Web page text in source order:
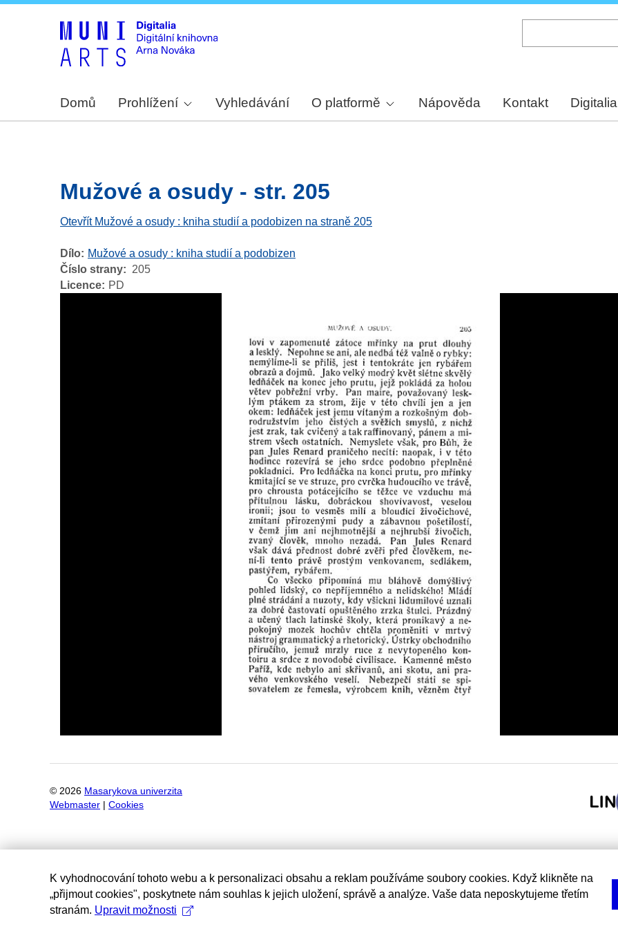
Domů Prohlížení Vyhledávání O platformě Nápověda Kontakt Digitalia
Mužové a osudy - str. 205
Otevřít Mužové a osudy : kniha studií a podobizen na straně 205
Dílo
Mužové a osudy : kniha studií a podobizen
Číslo strany
205
Licence
PD
© 2026 Masarykova univerzita
Webmaster
Cookies
K vyhodnocování tohoto webu a k personalizaci obsahu a reklam používáme soubory cookies. Když klikněte na
„přijmout cookies", poskytnete nám souhlas k jejich uložení, správě a analýze. Vaše data neposkytujeme třetím
stranám. Upravit možnosti